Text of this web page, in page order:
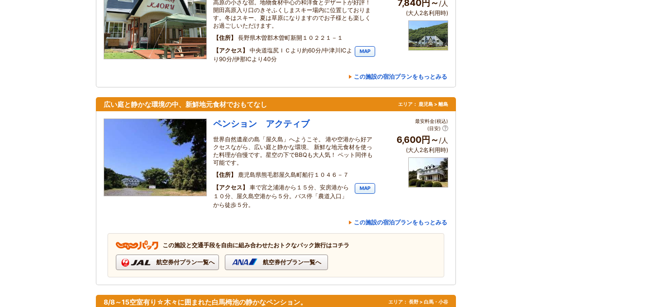
高原の小さな宿。地物食材中心の和洋食とデザートが好評！
開田高原入り口のきそふくしまスキー場内に位置しておりま
す。冬はスキー、夏は草原になりますのでお子様とも楽しく
お過ごしいただけます。
住所
長野県木曽郡木曽町新開１０２２１－１
アクセス
中央道塩尻ＩＣより約60分/中津川ICよ
り90分/伊那ICより40分
MAP
7,840円～ /人
(大人2名利用時)
この施設の宿泊プランをもっとみる
広い庭と静かな環境の中、新鮮地元食材でおもてなし エリア： 鹿児島 > 離島
ペンション アクティブ
世界自然遺産の島「屋久島」へようこそ。 港や空港から好ア
クセスながら、広い庭と静かな環境、 新鮮な地元食材を使っ
た料理が自慢です。星空の下でBBQも大人気！ ペット同伴も
可能です。
住所
鹿児島県熊毛郡屋久島町船行１０４６－７
アクセス
車で宮之浦港から１５分、安房港から
１０分、屋久島空港から５分。バス停「農道入口」
から徒歩５分。
MAP
最安料金(税込)
(目安)
6,600円～ /人
(大人2名利用時)
この施設の宿泊プランをもっとみる
この施設と交通手段を自由に組み合わせたおトクなパック旅行はコチラ
航空券付プラン一覧へ 航空券付プラン一覧へ
8/8～15空室有り☆木々に囲まれた白馬栂池の静かなペンション。 エリア： 長野 > 白馬・小谷